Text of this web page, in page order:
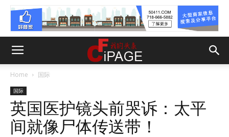
Home 国际
国际
英国医护镜头前哭诉：太平
间就像尸体传送带！